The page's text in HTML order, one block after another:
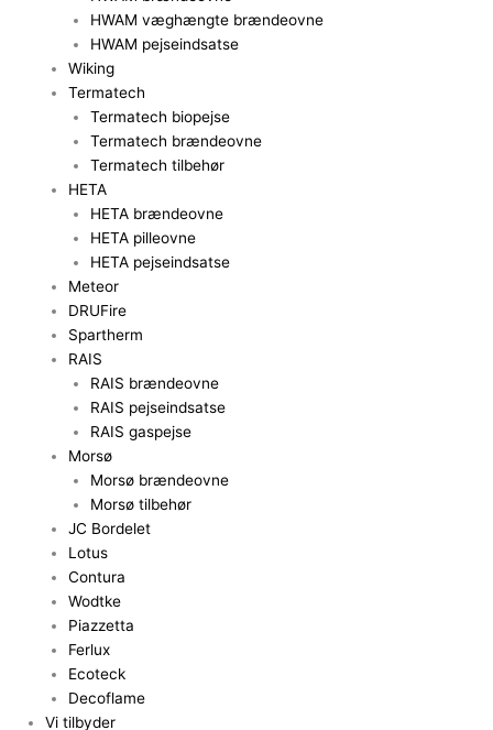
HWAM væghængte brændeovne
HWAM pejseindsatse
Wiking
Termatech
Termatech biopejse
Termatech brændeovne
Termatech tilbehør
HETA
HETA brændeovne
HETA pilleovne
HETA pejseindsatse
Meteor
DRUFire
Spartherm
RAIS
RAIS brændeovne
RAIS pejseindsatse
RAIS gaspejse
Morsø
Morsø brændeovne
Morsø tilbehør
JC Bordelet
Lotus
Contura
Wodtke
Piazzetta
Ferlux
Ecoteck
Decoflame
Vi tilbyder